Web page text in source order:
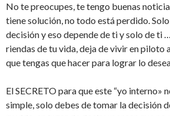
No te preocupes, te tengo buenas
tiene solución, no todo está perdido.
decisión y eso depende de ti y solo de ti
riendas de tu vida, deja de vivir en piloto
que tengas que hacer para lograr lo
El SECRETO para que este “yo interno»
simple, solo debes de tomar la decisión